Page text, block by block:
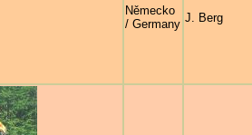
Německo
/ Germany J. Berg